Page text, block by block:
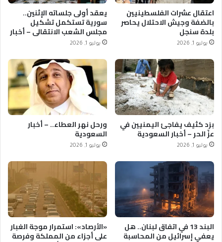
اعتقال عشرات الفلسطينيين
بالضفة وجيش الاحتلال يحاصر
بلدة سنجل
يوليو 1, 2026
يعقد أولى جلساته الإثنين..
سورية تستكمل تشكيل
مجلس الشعب الانتقالي – أخبار
السعودية
يوليو 1, 2026
برَد كثيف يفاجئ اليمنيين في
عزّ الحر – أخبار السعودية
يوليو 1, 2026
ورحل نهر العطاء.. – أخبار
السعودية
يوليو 1, 2026
البند 13 في اتفاق لبنان.. هل
يعفي إسرائيل من المحاسبة
«الأرصاد»: استمرار موجة الغبار
على أجزاء من المملكة وفرصة